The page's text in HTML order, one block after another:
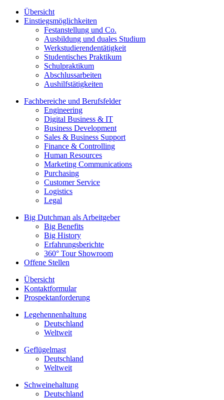
Übersicht
Einstiegsmöglichkeiten
Festanstellung und Co.
Ausbildung und duales Studium
Werkstudierendentätigkeit
Studentisches Praktikum
Schulpraktikum
Abschlussarbeiten
Aushilfstätigkeiten
Fachbereiche und Berufsfelder
Engineering
Digital Business & IT
Business Development
Sales & Business Support
Finance & Controlling
Human Resources
Marketing Communications
Purchasing
Customer Service
Logistics
Legal
Big Dutchman als Arbeitgeber
Big Benefits
Big History
Erfahrungsberichte
360° Tour Showroom
Offene Stellen
Übersicht
Kontaktformular
Prospektanforderung
Legehennenhaltung
Deutschland
Weltweit
Geflügelmast
Deutschland
Weltweit
Schweinehaltung
Deutschland